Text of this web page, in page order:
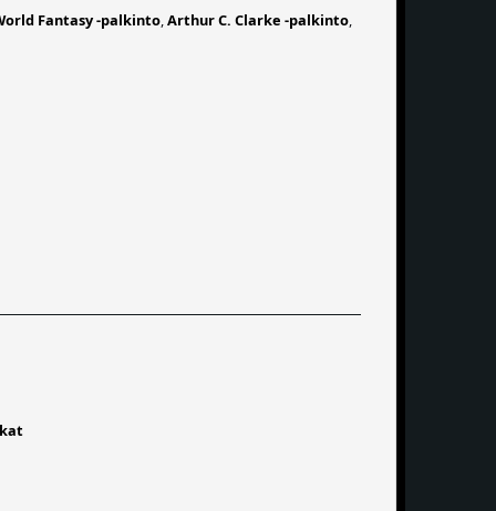
Fantasy -palkinto,Arthur C. Clarke -palkinto,